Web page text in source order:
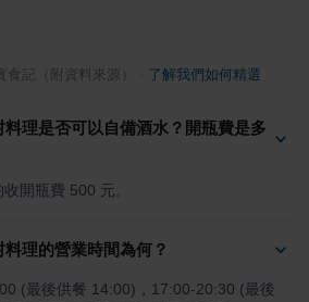
記（附資料來源） 了解我們如何精選
理是否可以自備酒水？開瓶費是多
開瓶費 500 元。
理的營業時間為何？
(最後供餐 14:00)，17:00-20:30 (最後